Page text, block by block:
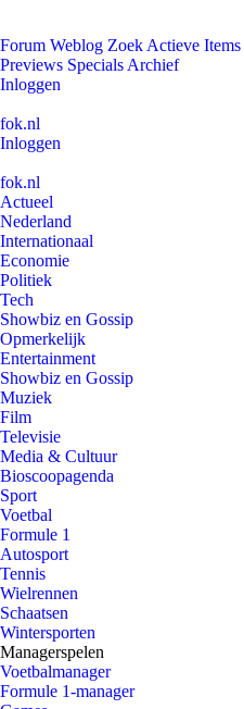
Forum Weblog Zoek Actieve Items
Previews Specials Archief
Inloggen
fok.nl
Inloggen
fok.nl
Actueel
Nederland
Internationaal
Economie
Politiek
Tech
Showbiz en Gossip
Opmerkelijk
Entertainment
Showbiz en Gossip
Muziek
Film
Televisie
Media & Cultuur
Bioscoopagenda
Sport
Voetbal
Formule 1
Autosport
Tennis
Wielrennen
Schaatsen
Wintersporten
Managerspelen
Voetbalmanager
Formule 1-manager